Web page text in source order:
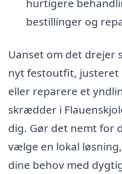
hurtigere
bestillinger og
Uanset om det drejer
nyt festoutfit,
eller reparere et
skrædder i
dig. Gør det nemt for
vælge en lokal
dine behov med